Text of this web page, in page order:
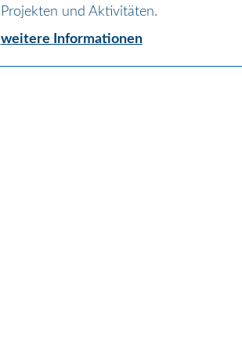
Projekten und Aktivitäten.
weitere Informationen